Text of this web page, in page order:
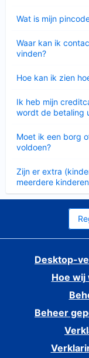
Wat is mijn
Waar kan ik
vinden?
Hoe kan ik zien
Ik heb mijn
wordt de betaling
Moet ik een borg
voldoen?
Zijn er extra
meerdere
Desktop-
Hoe wij
Beheer